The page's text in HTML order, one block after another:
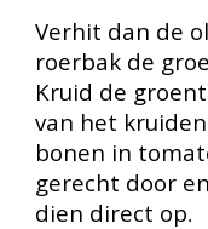
Verhit dan de
roerbak de
Kruid de
van het
bonen in
gerecht door
dien direct op.